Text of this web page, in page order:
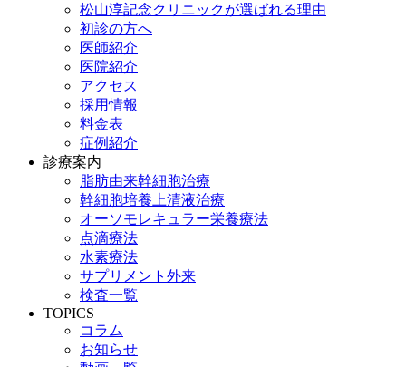
松山淳記念クリニックが選ばれる理由
初診の方へ
医師紹介
医院紹介
アクセス
採用情報
料金表
症例紹介
診療案内
脂肪由来幹細胞治療
幹細胞培養上清液治療
オーソモレキュラー栄養療法
点滴療法
水素療法
サプリメント外来
検査一覧
TOPICS
コラム
お知らせ